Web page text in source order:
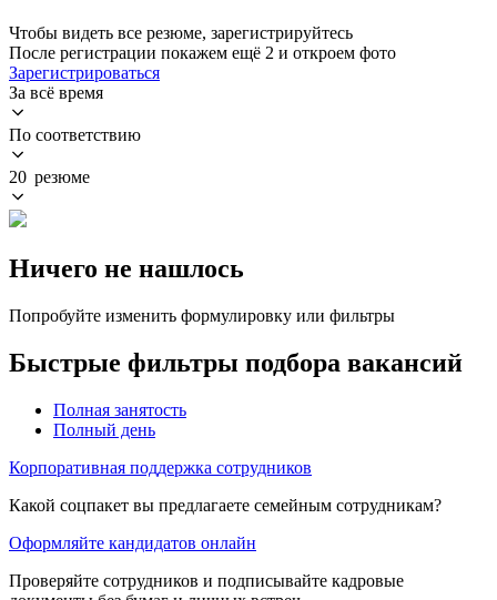
Чтобы видеть все резюме, зарегистрируйтесь
После регистрации покажем ещё 2 и откроем фото
Зарегистрироваться
За всё время
По соответствию
20 резюме
Ничего не нашлось
Попробуйте изменить формулировку или фильтры
Быстрые фильтры подбора вакансий
Полная занятость
Полный день
Корпоративная поддержка сотрудников
Какой соцпакет вы предлагаете семейным сотрудникам?
Оформляйте кандидатов онлайн
Проверяйте сотрудников и подписывайте кадровые